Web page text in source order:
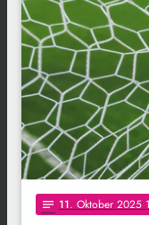
notes 11. Oktober 2025